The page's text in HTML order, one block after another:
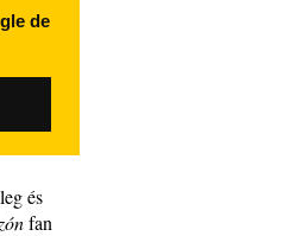
de
és
fan